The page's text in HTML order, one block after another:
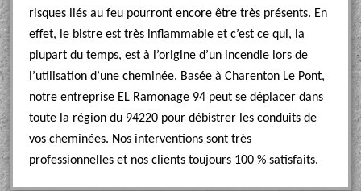
risques liés au feu pourront encore être très présents. En
effet, le bistre est très inflammable et c’est ce qui, la
plupart du temps, est à l’origine d’un incendie lors de
l’utilisation d’une cheminée. Basée à Charenton Le Pont,
notre entreprise EL Ramonage 94 peut se déplacer dans
toute la région du 94220 pour débistrer les conduits de
vos cheminées. Nos interventions sont très
professionnelles et nos clients toujours 100 % satisfaits.